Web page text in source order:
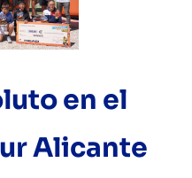
en el
Alicante